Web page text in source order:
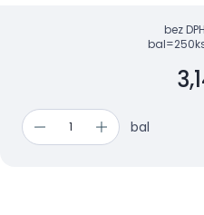
bez DPH
bal